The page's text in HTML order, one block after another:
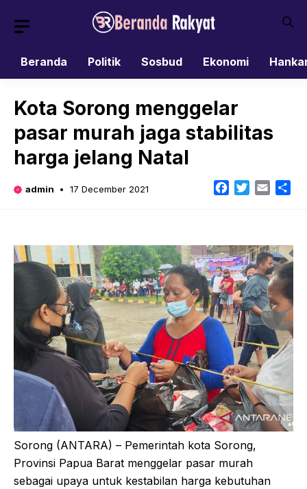
Beranda
Politik Sosbud Ekonomi
Kota Sorong menggelar
pasar murah jaga stabilitas
harga jelang Natal
admin 17 December 2021 Facebook
TwitterEmail
Sorong (ANTARA) – Pemerintah kota Sorong,
Provinsi Papua Barat menggelar pasar murah
sebagai upaya untuk kestabilan harga kebutuhan